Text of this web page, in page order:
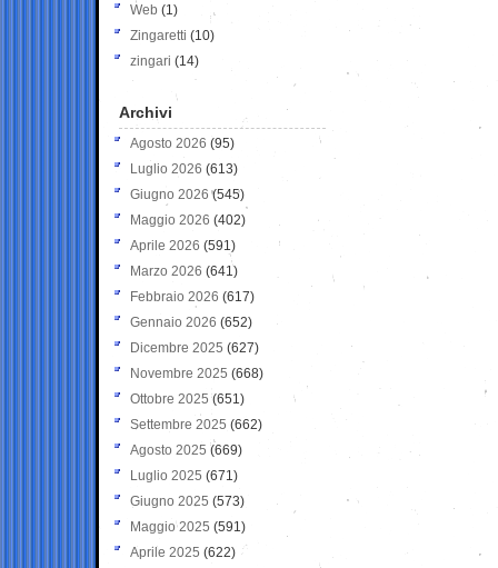
Web (1)
Zingaretti (10)
zingari (14)
Archivi
Agosto 2026 (95)
Luglio 2026 (613)
Giugno 2026 (545)
Maggio 2026 (402)
Aprile 2026 (591)
Marzo 2026 (641)
Febbraio 2026 (617)
Gennaio 2026 (652)
Dicembre 2025 (627)
Novembre 2025 (668)
Ottobre 2025 (651)
Settembre 2025 (662)
Agosto 2025 (669)
Luglio 2025 (671)
Giugno 2025 (573)
Maggio 2025 (591)
Aprile 2025 (622)